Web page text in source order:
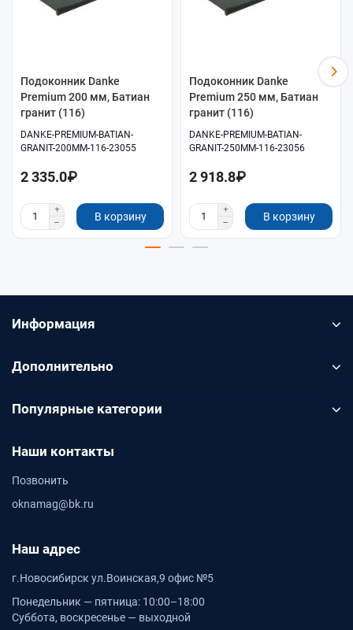
Подоконник Danke
Premium 200 мм, Батиан
гранит (116)
DANKE-PREMIUM-BATIAN-
GRANIT-200MM-116-23055
2 335.0₽
В корзину
Подоконник Danke
Premium 250 мм, Батиан
гранит (116)
DANKE-PREMIUM-BATIAN-
GRANIT-250MM-116-23056
2 918.8₽
В корзину
Информация
Дополнительно
Популярные категории
Наши контакты
Позвонить
oknamag@bk.ru
Наш адрес
г.Новосибирск ул.Воинская,9 офис №5
Понедельник — пятница: 10:00–18:00
Суббота, воскресенье — выходной